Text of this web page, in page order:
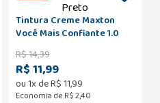
Tintura Creme Maxton
Você Mais Confiante 1.0
Preto
R$14,39
R$ 11,99
ou1x deR$11,99
Economia de R$ 2,40